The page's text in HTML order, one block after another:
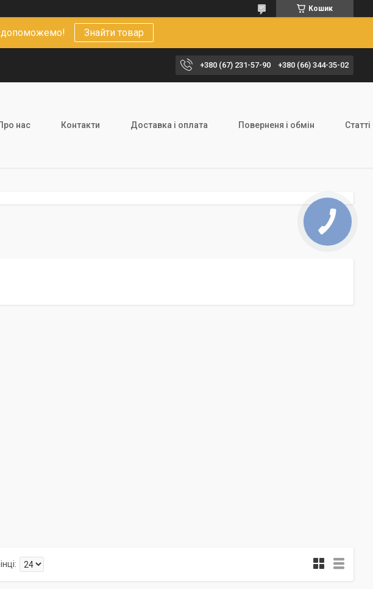
Кошик
допоможемо! Знайти товар
+380 (67) 231-57-90 +380 (66) 344-35-02
нас Контакти Доставка і оплата Поверненя і обмін Статті